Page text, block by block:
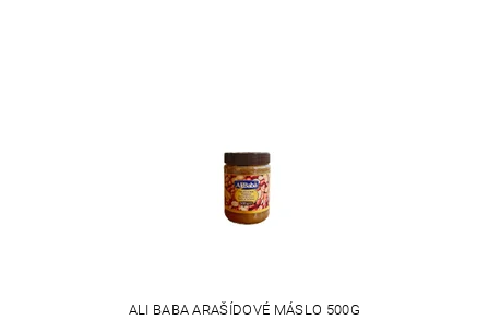
ALI BABA ARAŠÍDOVÉ MÁSLO 500G